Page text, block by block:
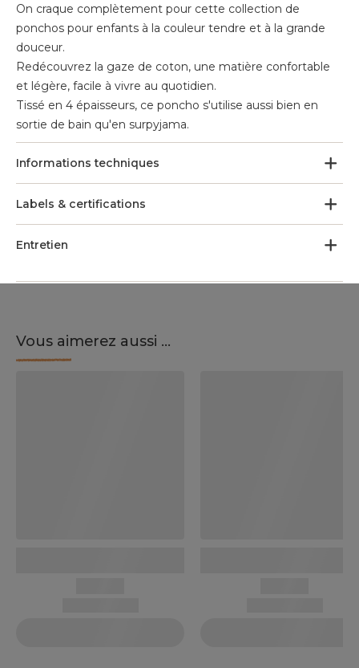
On craque complètement pour cette collection de
ponchos pour enfants à la couleur tendre et à la grande
douceur.
Redécouvrez la gaze de coton, une matière confortable
et légère, facile à vivre au quotidien.
Tissé en 4 épaisseurs, ce poncho s'utilise aussi bien en
sortie de bain qu'en surpyjama.
Informations techniques
Labels & certifications
Entretien
Vous aimerez aussi ...